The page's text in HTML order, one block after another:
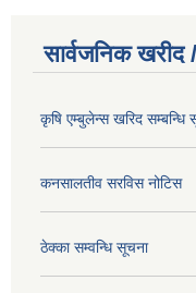
सार्वजनिक
कृषि एम्बुलेन्स खरिद सम्बन्धि
कनसालतीव सरविस नोटिस
ठेक्का सम्वन्धि सूचना